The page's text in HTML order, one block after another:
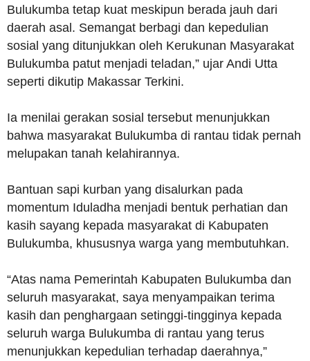
Bulukumba tetap kuat meskipun berada jauh dari
daerah asal. Semangat berbagi dan kepedulian
sosial yang ditunjukkan oleh Kerukunan Masyarakat
Bulukumba patut menjadi teladan,” ujar Andi Utta
seperti dikutip Makassar Terkini.
Ia menilai gerakan sosial tersebut menunjukkan
bahwa masyarakat Bulukumba di rantau tidak pernah
melupakan tanah kelahirannya.
Bantuan sapi kurban yang disalurkan pada
momentum Iduladha menjadi bentuk perhatian dan
kasih sayang kepada masyarakat di Kabupaten
Bulukumba, khususnya warga yang membutuhkan.
“Atas nama Pemerintah Kabupaten Bulukumba dan
seluruh masyarakat, saya menyampaikan terima
kasih dan penghargaan setinggi-tingginya kepada
seluruh warga Bulukumba di rantau yang terus
menunjukkan kepedulian terhadap daerahnya,”